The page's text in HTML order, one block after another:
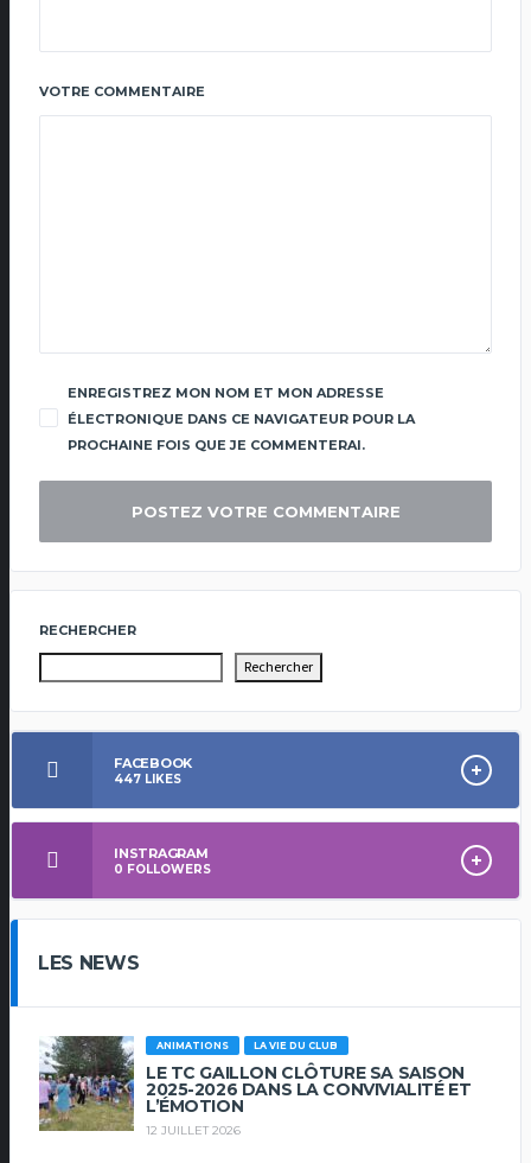
VOTRE COMMENTAIRE
ENREGISTREZ MON NOM ET MON ADRESSE
ÉLECTRONIQUE DANS CE NAVIGATEUR POUR LA
PROCHAINE FOIS QUE JE COMMENTERAI.
RECHERCHER
Rechercher
FACEBOOK
447 LIKES
INSTRAGRAM
0 FOLLOWERS
LES NEWS
ANIMATIONS LA VIE DU CLUB
LE TC GAILLON CLÔTURE SA SAISON
2025-2026 DANS LA CONVIVIALITÉ ET
L’ÉMOTION
12 JUILLET 2026